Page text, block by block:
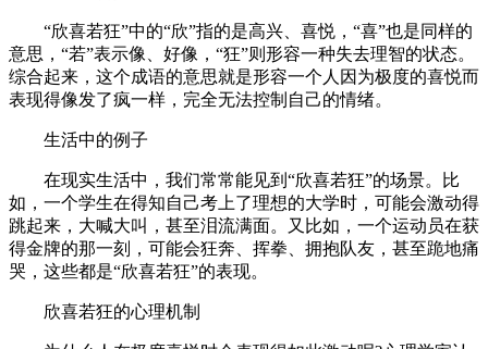
“欣喜若狂”中的“欣”指的是高兴、喜悦，“喜”也是同样的
意思，“若”表示像、好像，“狂”则形容一种失去理智的状态。
综合起来，这个成语的意思就是形容一个人因为极度的喜悦而
表现得像发了疯一样，完全无法控制自己的情绪。
生活中的例子
在现实生活中，我们常常能见到“欣喜若狂”的场景。比
如，一个学生在得知自己考上了理想的大学时，可能会激动得
跳起来，大喊大叫，甚至泪流满面。又比如，一个运动员在获
得金牌的那一刻，可能会狂奔、挥拳、拥抱队友，甚至跪地痛
哭，这些都是“欣喜若狂”的表现。
欣喜若狂的心理机制